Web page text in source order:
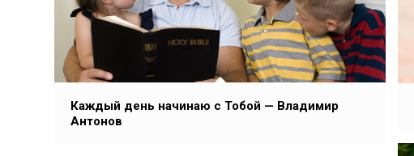
Каждый день начинаю с Тобой — Владимир
Антонов